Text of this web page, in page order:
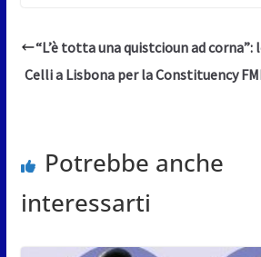
“L’è totta una quistcioun ad corna”:
Celli a Lisbona per la Constituency
Potrebbe anche
interessarti